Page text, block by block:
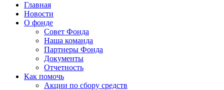
Главная
Новости
О фонде
Совет Фонда
Наша команда
Партнеры Фонда
Документы
Отчетность
Как помочь
Акции по сбору средств